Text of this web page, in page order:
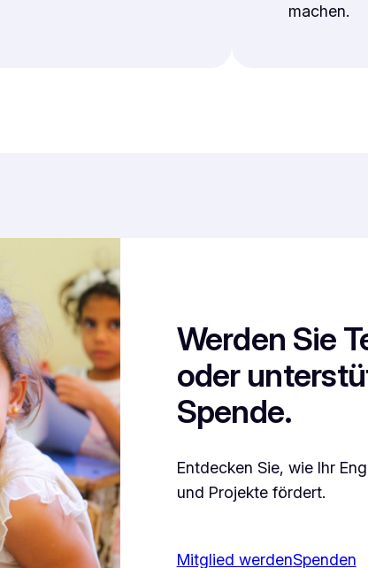
machen.
Werden Sie
oder
Spende.
Entdecken Sie, wie Ihr
und Projekte fördert.
Mitglied werdenSpenden